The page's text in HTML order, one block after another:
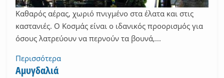
Καθαρός αέρας, χωριό πνιγμένο στα έλατα και στις
καστανιές. Ο Κοσμάς είναι ο ιδανικός προορισμός για
όσους λατρεύουν να περνούν τα βουνά,...
Περισσότερα
Αμυγδαλιά